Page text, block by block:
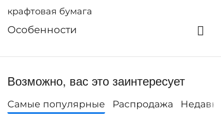
крафтовая бумага
Особенности
Возможно, вас это заинтересует
Самые популярные Распродажа